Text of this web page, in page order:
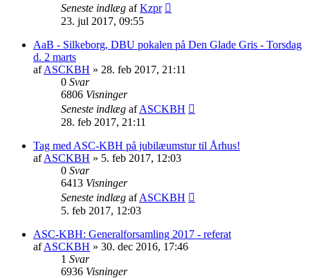
Seneste indlæg afKzpr
23. jul 2017, 09:55
AaB - Silkeborg, DBU pokalen på Den Glade Gris - Torsdag
d. 2 marts
afASCKBH » 28. feb 2017, 21:11
0 Svar
6806 Visninger
Seneste indlæg afASCKBH
28. feb 2017, 21:11
Tag med ASC-KBH på jubilæumstur til Århus!
afASCKBH » 5. feb 2017, 12:03
0 Svar
6413 Visninger
Seneste indlæg afASCKBH
5. feb 2017, 12:03
ASC-KBH: Generalforsamling 2017 - referat
afASCKBH » 30. dec 2016, 17:46
1 Svar
6936 Visninger